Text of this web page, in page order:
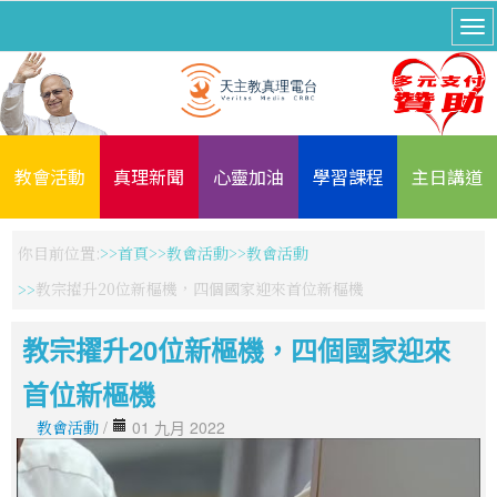
教會活動 真理新聞 心靈加油 學習課程 主日講道
你目前位置: 首頁 教會活動
教會活動
教宗擢升20位新樞機，四個國家迎來首位新樞機
教宗擢升20位新樞機，四個國家迎來
首位新樞機
教會活動 / 01 九月 2022